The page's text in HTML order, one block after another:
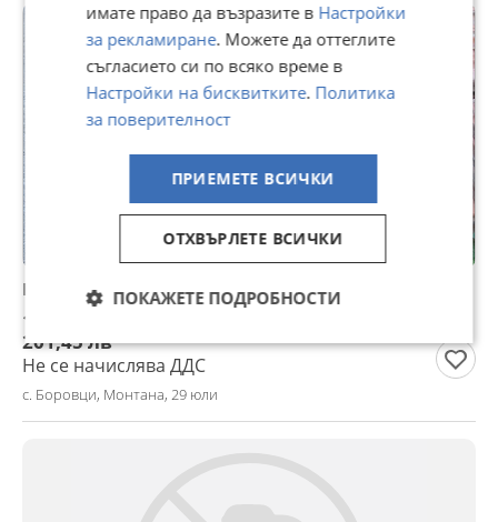
Гуми
103 €
201,45 лв
Не се начислява ДДС
с. Боровци, Монтана, 29 юли
имате право да възразите в Настройки
за рекламиране. Можете да оттеглите
съгласието си по всяко време в
Настройки на бисквитките. Политика
за поверителност
ПРИЕМЕТЕ ВСИЧКИ
ОТХВЪРЛЕТЕ ВСИЧКИ
ПОКАЖЕТЕ ПОДРОБНОСТИ